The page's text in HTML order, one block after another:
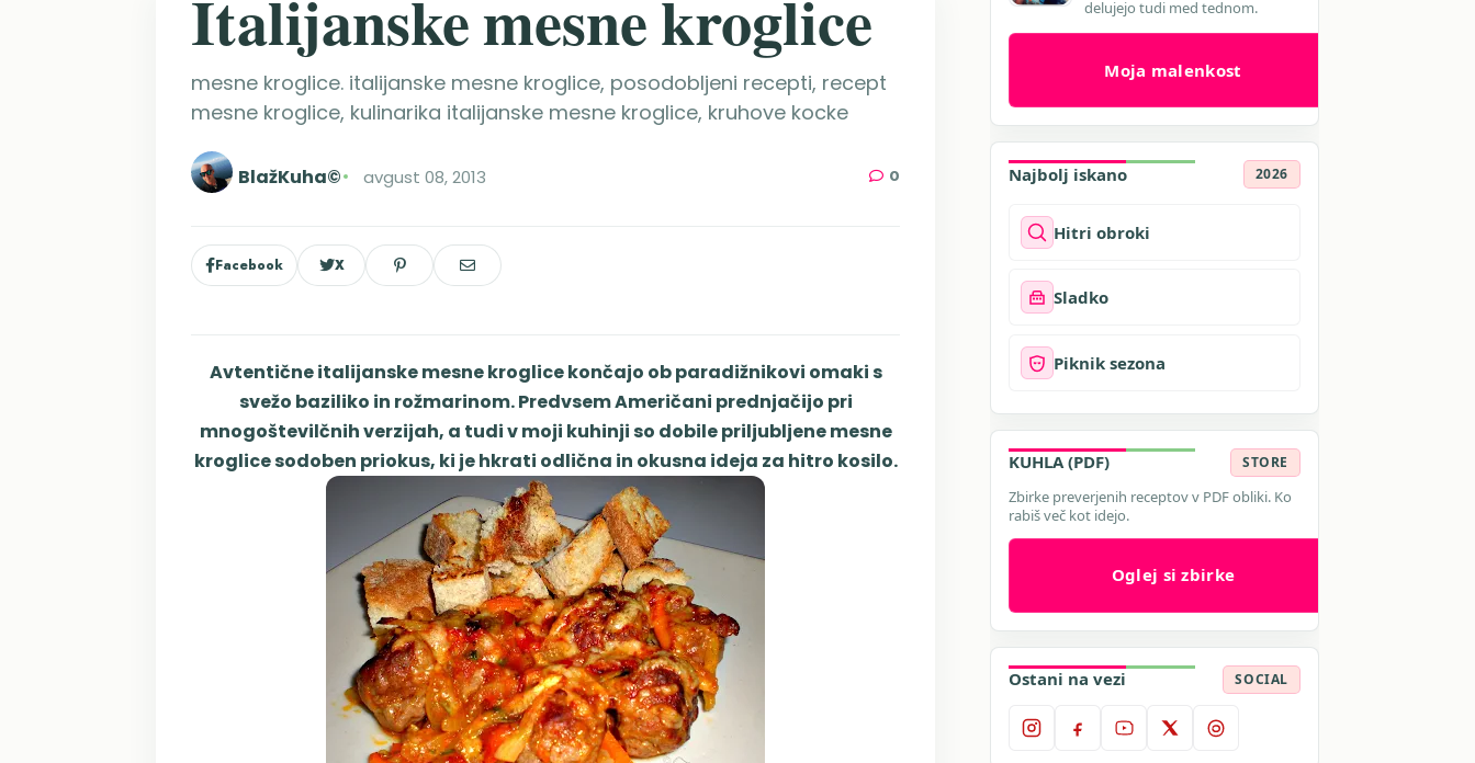
Italijanske mesne kroglice
mesne kroglice. italijanske mesne kroglice, posodobljeni recepti, recept
mesne kroglice, kulinarika italijanske mesne kroglice, kruhove kocke
BlažKuha© avgust 08, 2013 0
Facebook X
Avtentične italijanske mesne kroglice končajo ob paradižnikovi omaki s
svežo baziliko in rožmarinom. Predvsem Američani prednjačijo pri
mnogoštevilčnih verzijah, a tudi v moji kuhinji so dobile priljubljene mesne
kroglice sodoben priokus, ki je hkrati odlična in okusna ideja za hitro kosilo.
delujejo tudi med tednom.
Moja malenkost
Najbolj iskano 2026
Hitri obroki
Sladko
Piknik sezona
KUHLA (PDF) STORE
Zbirke preverjenih receptov v PDF obliki. Ko
rabiš več kot idejo.
Oglej si zbirke
Ostani na vezi SOCIAL